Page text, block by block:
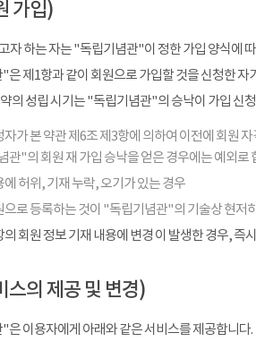
가입)
자 하는 자는 "독립기념관"이 정한 가입 양식에
제1항과 같이 회원으로 가입할 것을 신청한 자
의 성립 시기는 "독립기념관"의 승낙이 가입 신
자가 본 약관 제6조 제3항에 의하여 이전에 회원
관"의 회원 재 가입 승낙을 얻은 경우에는 예외로
에 허위, 기재 누락, 오기가 있는 경우
으로 등록하는 것이 "독립기념관"의 기술상 현저
의 회원 정보 기재 내용에 변경 이 발생한 경우, 즉
스의 제공 및 변경)
은 이용자에게 아래와 같은 서비스를 제공합니다.